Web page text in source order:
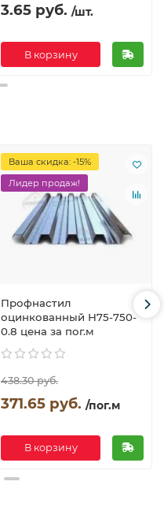
3.65 руб. /шт.
В корзину
Ваша скидка: -15%
Лидер продаж!
Профнастил
оцинкованный Н75-750-
0.8 цена за пог.м
438.30 руб.
371.65 руб. /пог.м
В корзину